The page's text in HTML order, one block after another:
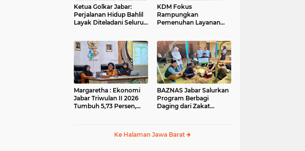
Ketua Golkar Jabar:
Perjalanan Hidup Bahlil
Layak Diteladani Seluruh
KDM Fokus
Rampungkan
Pemenuhan Layanan
Margaretha : Ekonomi
Jabar Triwulan II 2026
Tumbuh 5,73 Persen,
BAZNAS Jabar Salurkan
Program Berbagi
Daging dari Zakat
Ke Halaman Jawa Barat